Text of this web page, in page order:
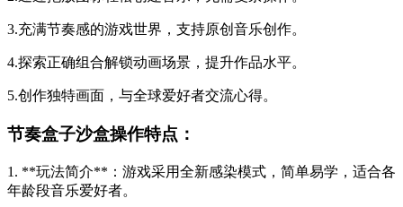
3.充满节奏感的游戏世界，支持原创音乐创作。
4.探索正确组合解锁动画场景，提升作品水平。
5.创作独特画面，与全球爱好者交流心得。
节奏盒子沙盒操作特点：
1. **玩法简介**：游戏采用全新感染模式，简单易学，适合各
年龄段音乐爱好者。